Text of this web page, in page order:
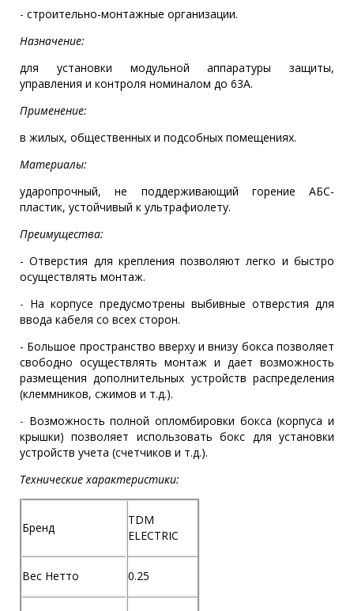
- строительно-монтажные организации.
Назначение:
для установки модульной аппаратуры защиты,
управления и контроля номиналом до 63A.
Применение:
в жилых, общественных и подсобных помещениях.
Материалы:
ударопрочный, не поддерживающий горение АБС-
пластик, устойчивый к ультрафиолету.
Преимущества:
- Отверстия для крепления позволяют легко и быстро
осуществлять монтаж.
- На корпусе предусмотрены выбивные отверстия для
ввода кабеля со всех сторон.
- Большое пространство вверху и внизу бокса позволяет
свободно осуществлять монтаж и дает возможность
размещения дополнительных устройств распределения
(клеммников, сжимов и т.д.).
- Возможность полной опломбировки бокса (корпуса и
крышки) позволяет использовать бокс для установки
устройств учета (счетчиков и т.д.).
Технические характеристики:
Бренд
TDM
ELECTRIC
Вес Нетто 0.25